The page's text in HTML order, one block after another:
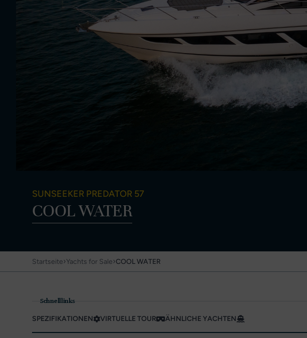
SUNSEEKER PREDATOR 57
COOL WATER
Startseite›Yachts for Sale›COOL WATER
Schnelllinks
SPEZIFIKATIONEN VIRTUELLE TOUR ÄHNLICHE YACHTEN